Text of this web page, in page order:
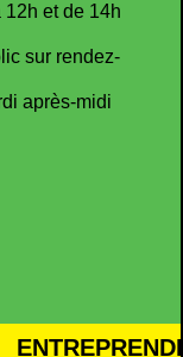
et de 14h
sur rendez-
après-midi